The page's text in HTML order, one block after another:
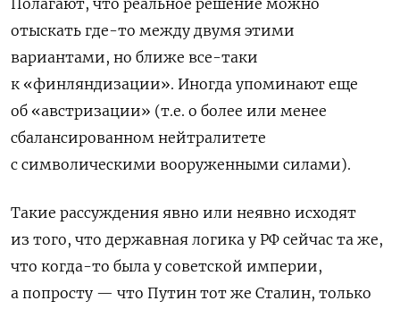
отыскать где-то между двумя этими
вариантами, но ближе все-таки
к «финляндизации». Иногда упоминают еще
об «австризации» (т.е. о более или менее
сбалансированном нейтралитете
с символическими вооруженными силами).
Такие рассуждения явно или неявно исходят
из того, что державная логика у РФ сейчас та же,
что когда-то была у советской империи,
а попросту — что Путин тот же Сталин, только